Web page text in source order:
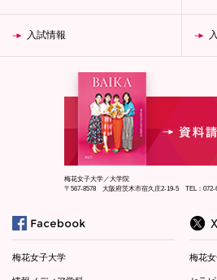
入試情報
梅花女子大学／大学院
〒567-8578 大阪府茨木市宿久庄2-19-5 TEL：072-
梅花女子大学 梅花